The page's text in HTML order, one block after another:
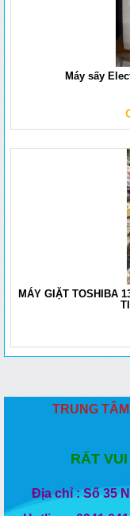
Máy sấy
MÁY GIẶT TOSHIBA
TRUNG
RẤT VUI
Địa chỉ : Số 35